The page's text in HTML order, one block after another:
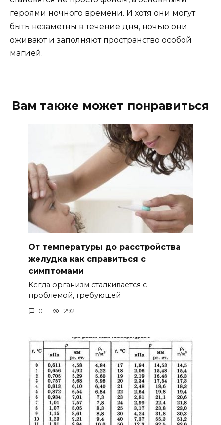
героями ночного времени. И хотя они могут
быть незаметны в течение дня, ночью они
оживают и заполняют пространство особой
магией.
Вам также может понравиться
От температуры до расстройства
желудка как справиться с
симптомами
Когда организм сталкивается с
проблемой, требующей
0 292